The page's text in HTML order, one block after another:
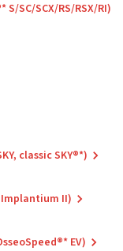
SC/SCX/RS/RSX/RI)
classic SKY®*)
II)
EV)